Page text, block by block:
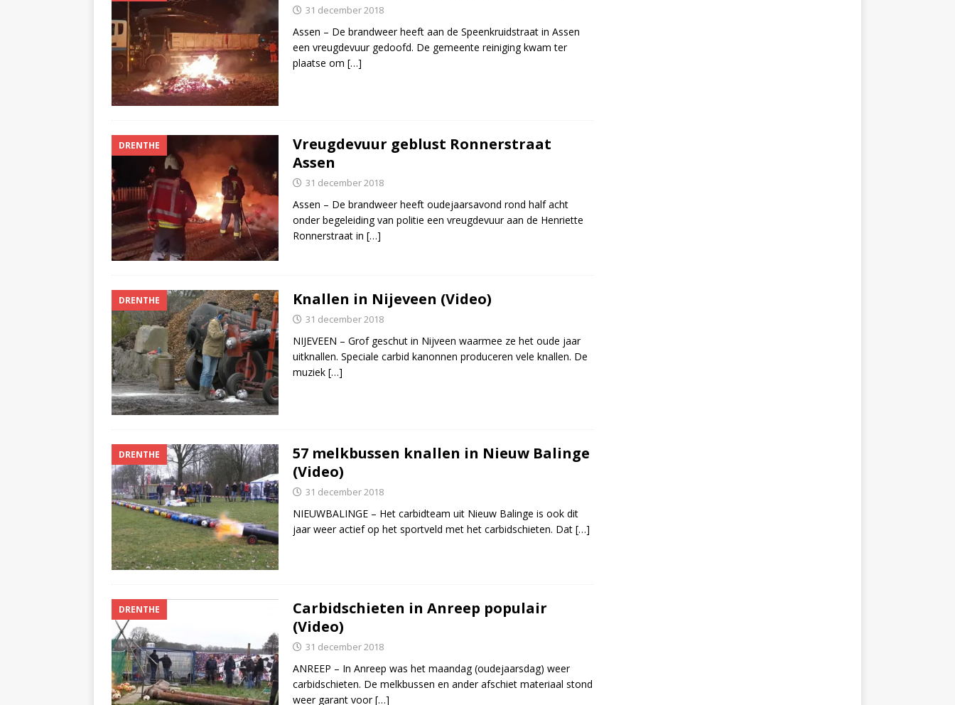
31 december 2018
Assen – De brandweer heeft aan de Speenkruidstraat in Assen
een vreugdevuur gedoofd. De gemeente reiniging kwam ter
plaatse om […]
DRENTHE
Vreugdevuur geblust Ronnerstraat
Assen
31 december 2018
Assen – De brandweer heeft oudejaarsavond rond half acht
onder begeleiding van politie een vreugdevuur aan de Henriette
Ronnerstraat in […]
DRENTHE Knallen in Nijeveen (Video)
31 december 2018
NIJEVEEN – Grof geschut in Nijveen waarmee ze het oude jaar
uitknallen. Speciale carbid kanonnen produceren vele knallen. De
muziek […]
DRENTHE
57 melkbussen knallen in Nieuw Balinge
(Video)
31 december 2018
NIEUWBALINGE – Het carbidteam uit Nieuw Balinge is ook dit
jaar weer actief op het sportveld met het carbidschieten. Dat […]
DRENTHE
Carbidschieten in Anreep populair
(Video)
31 december 2018
ANREEP – In Anreep was het maandag (oudejaarsdag) weer
carbidschieten. De melkbussen en ander afschiet materiaal stond
weer garant voor[…]